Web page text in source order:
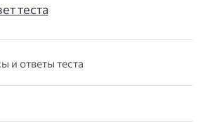
теста
и ответы теста